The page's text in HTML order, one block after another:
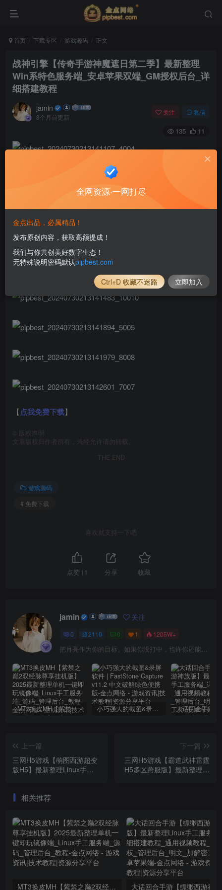
首页 下载专区 游戏源码 正文
战神引擎【传奇手游神魔遮日第二季】最新整理
Win系特色服务端_安卓苹果双端_GM授权后台_详
细搭建教程
jamin
8个月前更新
关注 私信
135 11
【点我免费下载】
版权声明
文章版权归作者所有，未经允许请勿转载。
THE END
游戏源码
# 免费下载
喜欢就支持一下吧
点赞 11 分享 收藏
jamin 关注
0 2110 0 1 1205W+
把月亮作为你的目标。如果你没打中，也许你还能打中星星
MT3换皮MH【紫禁之巅2双经脉尊享挂机版】2025最新整理单机一键即玩镜像端_Linux手工服务端_源码_管理后台_教程 小巧强大的截图&录屏软件 | FastStone Capture v11.2 中文破解绿色便携版
上一篇
三网H5游戏【萌图西游超变
版H5】最新整理Linux手工
下一篇
三网H5游戏【霸道武神雷霆
H5多区跨服版】最新整理单
相关推荐
MT3换皮MH【紫禁之巅2双经脉尊享挂机版】2025最新整理单机一键即玩镜像端_Linux手工服务端_源码_管理后台_教程
全网资源·一网打尽
金点出品，必属精品！
发布原创内容，获取高额提成！
我们与你共创美好数字生态！
无特殊说明密码默认pipbest.com
Ctrl+D 收藏不迷路 立即加入